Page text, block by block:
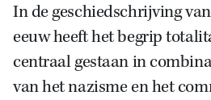
In de geschiedschrijving
eeuw heeft het begrip
centraal gestaan in
van het nazisme en het